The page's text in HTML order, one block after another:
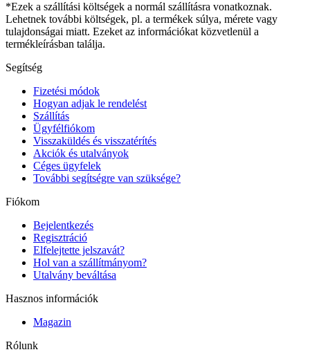
*Ezek a szállítási költségek a normál szállításra vonatkoznak.
Lehetnek további költségek, pl. a termékek súlya, mérete vagy
tulajdonságai miatt. Ezeket az információkat közvetlenül a
termékleírásban találja.
Segítség
Fizetési módok
Hogyan adjak le rendelést
Szállítás
Ügyfélfiókom
Visszaküldés és visszatérítés
Akciók és utalványok
Céges ügyfelek
További segítségre van szüksége?
Fiókom
Bejelentkezés
Regisztráció
Elfelejtette jelszavát?
Hol van a szállítmányom?
Utalvány beváltása
Hasznos információk
Magazin
Rólunk